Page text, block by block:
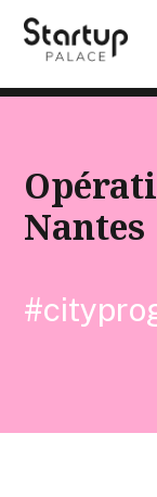
Skip
Nantes